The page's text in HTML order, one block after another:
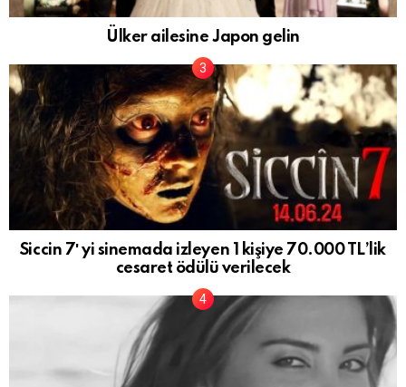
Ülker ailesine Japon gelin
Siccin 7′ yi sinemada izleyen 1 kişiye 70.000 TL’lik
cesaret ödülü verilecek